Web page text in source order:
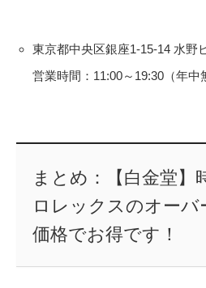
東京都中央区銀座1-15-14 水野
営業時間：11:00～19:30（年中
まとめ：【白金堂】
ロレックスのオーバ
価格でお得です！